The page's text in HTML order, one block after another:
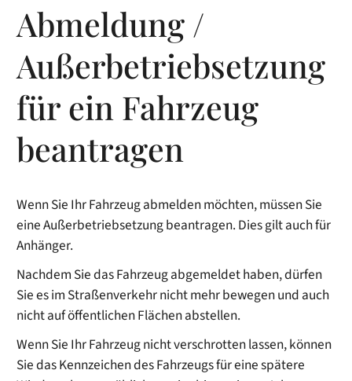
Abmeldung /
Außerbetriebsetzung
für ein Fahrzeug
beantragen
Wenn Sie Ihr Fahrzeug abmelden möchten, müssen Sie
eine Außerbetriebsetzung beantragen. Dies gilt auch für
Anhänger.
Nachdem Sie das Fahrzeug abgemeldet haben, dürfen
Sie es im Straßenverkehr nicht mehr bewegen und auch
nicht auf öffentlichen Flächen abstellen.
Wenn Sie Ihr Fahrzeug nicht verschrotten lassen, können
Sie das Kennzeichen des Fahrzeugs für eine spätere